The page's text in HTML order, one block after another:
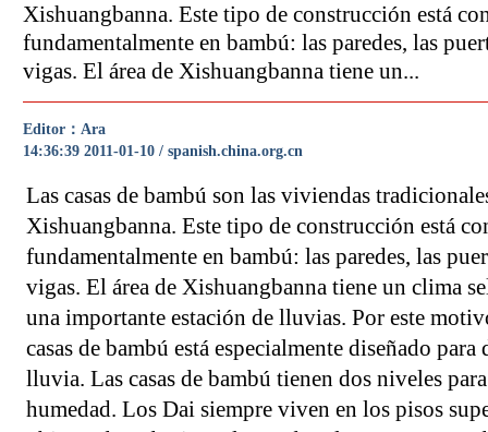
Xishuangbanna. Este tipo de construcción está
fundamentalmente en bambú: las paredes, las
vigas. El área de Xishuangbanna tiene un...
Editor：Ara
14:36:39 2011-01-10 / spanish.china.org.cn
Las casas de bambú son las viviendas
Xishuangbanna. Este tipo de construcción está
fundamentalmente en bambú: las paredes, las
vigas. El área de Xishuangbanna tiene un clima
una importante estación de lluvias. Por este
casas de bambú está especialmente diseñado para
lluvia. Las casas de bambú tienen dos niveles
humedad. Los Dai siempre viven en los pisos